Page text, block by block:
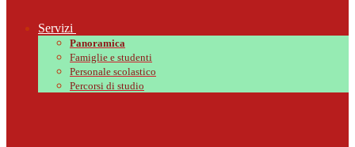
Servizi
Panoramica
Famiglie e studenti
Personale scolastico
Percorsi di studio